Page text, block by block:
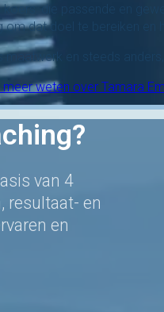
koers: die passende en
om dat doel te bereiken en
maatwerk en steeds
meer weten over Tamara
van 4
resultaat- en
en